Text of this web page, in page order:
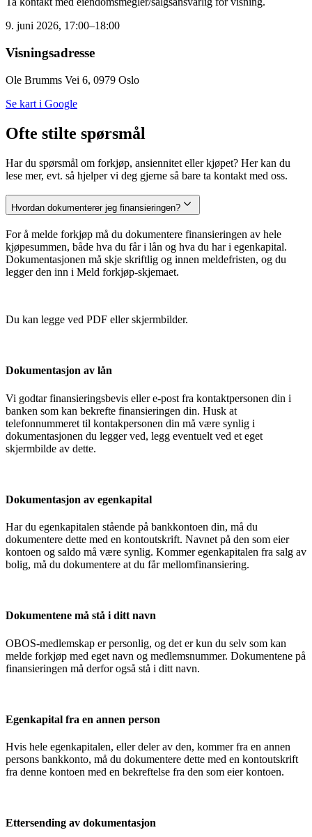
9. juni 2026, 17:00–18:00
Visningsadresse
Ole Brumms Vei 6, 0979 Oslo
Se kart i Google
Ofte stilte spørsmål
Har du spørsmål om forkjøp, ansiennitet eller kjøpet? Her kan du
lese mer, evt. så hjelper vi deg gjerne så bare ta kontakt med oss.
Hvordan dokumenterer jeg finansieringen?
For å melde forkjøp må du dokumentere finansieringen av hele
kjøpesummen, både hva du får i lån og hva du har i egenkapital.
Dokumentasjonen må skje skriftlig og innen meldefristen, og du
legger den inn i Meld forkjøp-skjemaet.
Du kan legge ved PDF eller skjermbilder.
Dokumentasjon av lån
Vi godtar finansieringsbevis eller e-post fra kontaktpersonen din i
banken som kan bekrefte finansieringen din. Husk at
telefonnummeret til kontakpersonen din må være synlig i
dokumentasjonen du legger ved, legg eventuelt ved et eget
skjermbilde av dette.
Dokumentasjon av egenkapital
Har du egenkapitalen stående på bankkontoen din, må du
dokumentere dette med en kontoutskrift. Navnet på den som eier
kontoen og saldo må være synlig. Kommer egenkapitalen fra salg av
bolig, må du dokumentere at du får mellomfinansiering.
Dokumentene må stå i ditt navn
OBOS-medlemskap er personlig, og det er kun du selv som kan
melde forkjøp med eget navn og medlemsnummer. Dokumentene på
finansieringen må derfor også stå i ditt navn.
Egenkapital fra en annen person
Hvis hele egenkapitalen, eller deler av den, kommer fra en annen
persons bankkonto, må du dokumentere dette med en kontoutskrift
fra denne kontoen med en bekreftelse fra den som eier kontoen.
Ettersending av dokumentasjon